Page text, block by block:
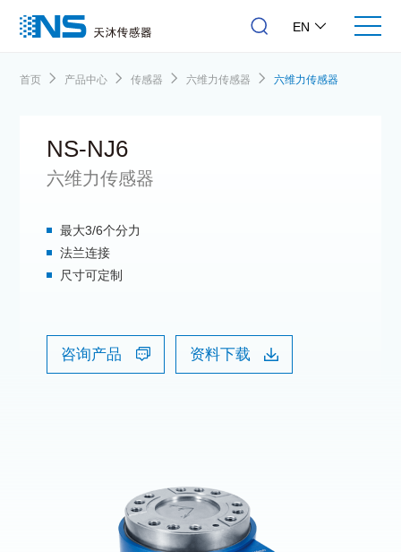
EN
首页 产品中心 传感器 六维力传感器 六维力传感器
NS-NJ6
六维力传感器
最大3/6个分力
法兰连接
尺寸可定制
咨询产品 资料下载